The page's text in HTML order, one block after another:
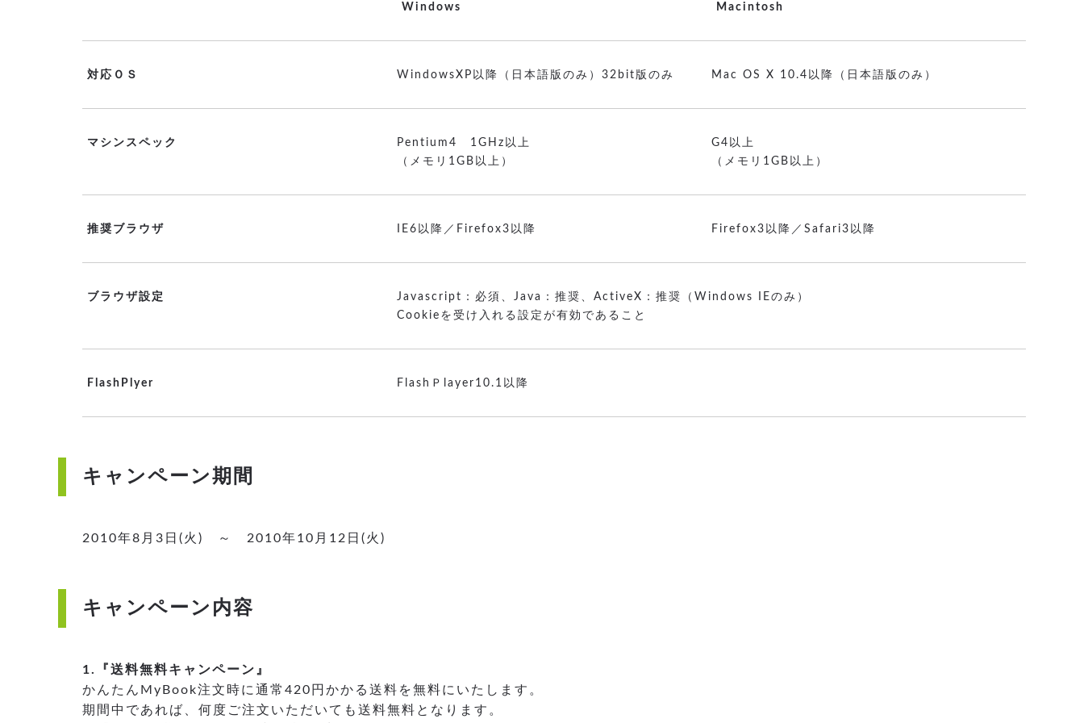
Windows Macintosh
対応ＯＳ WindowsXP以降（日本語版のみ）32bit版のみ Mac OS X 10.4以降（日本語版のみ）
マシンスペック
Pentium4 1GHz以上
（メモリ1GB以上）
G4以上
（メモリ1GB以上）
推奨ブラウザ IE6以降／Firefox3以降 Firefox3以降／Safari3以降
ブラウザ設定
Javascript：必須、Java：推奨、ActiveX：推奨（Windows IEのみ）
Cookieを受け入れる設定が有効であること
FlashPlyer FlashＰlayer10.1以降
キャンペーン期間
2010年8月3日(火) ～ 2010年10月12日(火)
キャンペーン内容
1.『送料無料キャンペーン』
かんたんMyBook注文時に通常420円かかる送料を無料にいたします。
期間中であれば、何度ご注文いただいても送料無料となります。